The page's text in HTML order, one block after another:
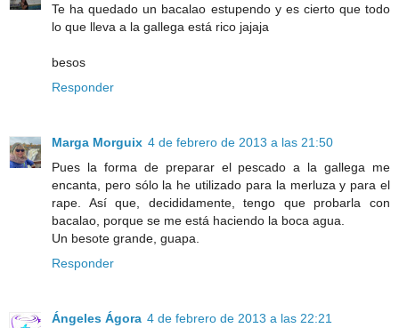
Te ha quedado un bacalao estupendo y es cierto que todo
lo que lleva a la gallega está rico jajaja
besos
Responder
Marga Morguix 4 de febrero de 2013 a las 21:50
Pues la forma de preparar el pescado a la gallega me
encanta, pero sólo la he utilizado para la merluza y para el
rape. Así que, decididamente, tengo que probarla con
bacalao, porque se me está haciendo la boca agua.
Un besote grande, guapa.
Responder
Ángeles Ágora 4 de febrero de 2013 a las 22:21